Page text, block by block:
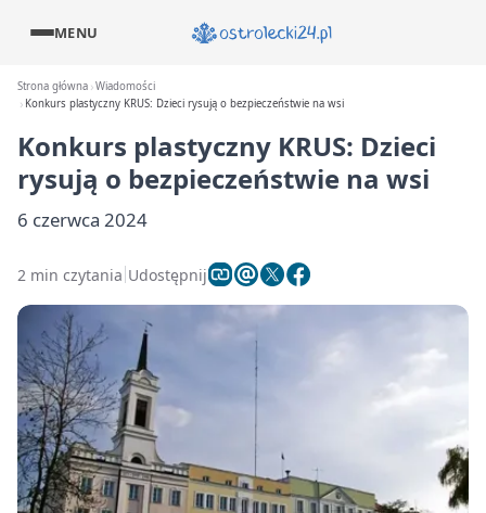
MENU
Strona główna Wiadomości
Konkurs plastyczny KRUS: Dzieci rysują o bezpieczeństwie na wsi
Konkurs plastyczny KRUS: Dzieci
rysują o bezpieczeństwie na wsi
6 czerwca 2024
2 min czytania Udostępnij